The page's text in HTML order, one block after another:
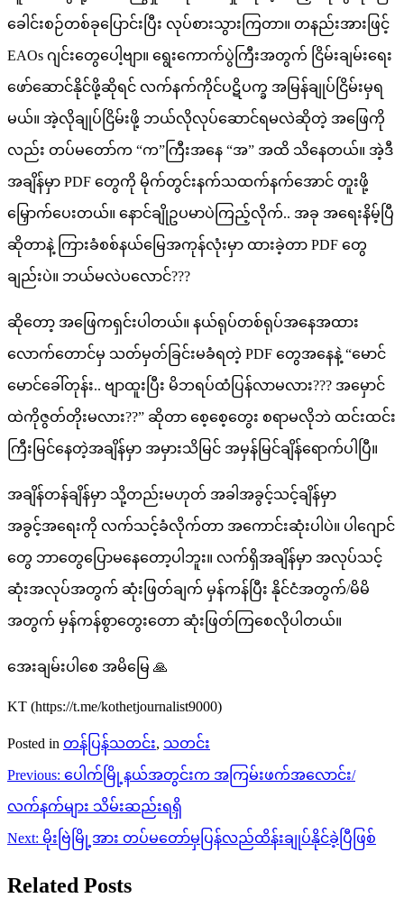
ခေါင်းစဉ်တစ်ခုပြောင်းပြီး လုပ်စားသွားကြတာ။ တနည်းအားဖြင့်
EAOs ဂျင်းတွေပေါ့ဗျာ။ ရွေးကောက်ပွဲကြီးအတွက် ငြိမ်းချမ်းရေး
ဖော်ဆောင်နိုင်ဖို့ဆိုရင် လက်နက်ကိုင်ပဋိပက္ခ အမြန်ချုပ်ငြိမ်းမှရ
မယ်။ အဲ့လိုချုပ်ငြိမ်းဖို့ ဘယ်လိုလုပ်ဆောင်ရမလဲဆိုတဲ့ အဖြေကို
လည်း တပ်မတော်က “က”ကြီးအနေ “အ” အထိ သိနေတယ်။ အဲ့ဒီ
အချိန်မှာ PDF တွေကို မိုက်တွင်းနက်သထက်နက်အောင် တူးဖို့
မြှောက်ပေးတယ်။ နောင်ချိုဥပမာပဲကြည့်လိုက်.. အခု အရေးနိမ့်ပြီ
ဆိုတာနဲ့ ကြားခံစစ်နယ်မြေအကုန်လုံးမှာ ထားခဲ့တာ PDF တွေ
ချည်းပဲ။ ဘယ်မလဲပလောင်???
ဆိုတော့ အဖြေကရှင်းပါတယ်။ နယ်ရုပ်တစ်ရုပ်အနေအထား
လောက်တောင်မှ သတ်မှတ်ခြင်းမခံရတဲ့ PDF တွေအနေနဲ့ “မောင်
မောင်ခေါ်တုန်း.. ဗျာထူးပြီး မိဘရပ်ထံပြန်လာမလား??? အမှောင်
ထဲကိုဇွတ်တိုးမလား??” ဆိုတာ စေ့စေ့တွေး စရာမလိုဘဲ ထင်းထင်း
ကြီးမြင်နေတဲ့အချိန်မှာ အမှားသိမြင် အမှန်မြင်ချိန်ရောက်ပါပြီ။
အချိန်တန်ချိန်မှာ သို့တည်းမဟုတ် အခါအခွင့်သင့်ချိန်မှာ
အခွင့်အရေးကို လက်သင့်ခံလိုက်တာ အကောင်းဆုံးပါပဲ။ ပါဂျောင်
တွေ ဘာတွေပြောမနေတော့ပါဘူး။ လက်ရှိအချိန်မှာ အလုပ်သင့်
ဆုံးအလုပ်အတွက် ဆုံးဖြတ်ချက် မှန်ကန်ပြီး နိုင်ငံအတွက်/မိမိ
အတွက် မှန်ကန်စွာတွေးတော ဆုံးဖြတ်ကြစေလိုပါတယ်။
အေးချမ်းပါစေ အမိမြေ 🙏
KT (https://t.me/kothetjournalist9000)
Posted in တန်ပြန်သတင်း, သတင်း
Post
navigation
Previous: ပေါက်မြို့နယ်အတွင်းက အကြမ်းဖက်အလောင်း/
လက်နက်များ သိမ်းဆည်းရရှိ
Next: မိုးဗြဲမြို့အား တပ်မတော်မှပြန်လည်ထိန်းချုပ်နိုင်ခဲ့ပြီဖြစ်
Related Posts